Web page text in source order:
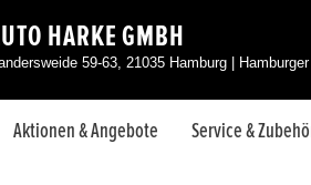
HARKE GMBH
59-63, 21035 Hamburg |
Aktionen & Angebote Service &